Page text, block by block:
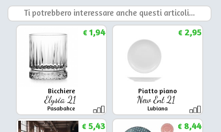
Ti potrebbero interessare anche questi articoli...
Bicchiere
Elysia 21
Pasabahce
€1,94
Piatto piano
New Ent 21
Lubiana
€2,95
€5,43 €8,44